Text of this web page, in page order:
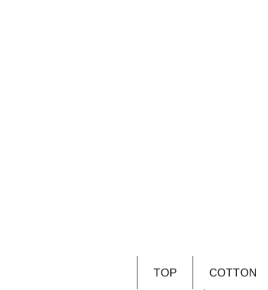
TOP COTTON